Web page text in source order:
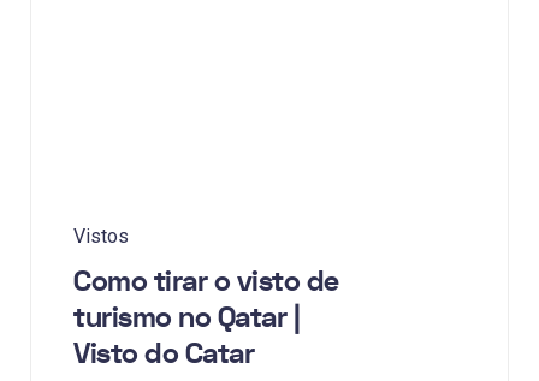
Vistos
Como tirar o visto de
turismo no Qatar |
Visto do Catar